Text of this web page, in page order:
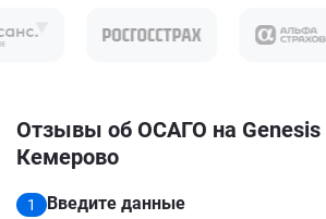
Отзывы об ОСАГО на Genesis
Кемерово
1
Введите данные